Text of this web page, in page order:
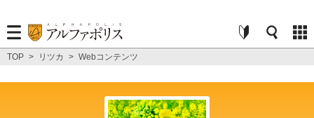
TOP > リツカ > Webコンテンツ